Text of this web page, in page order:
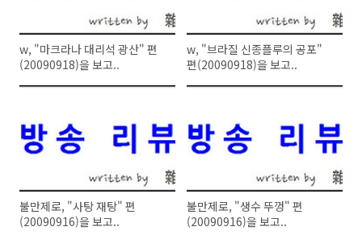
w, "마크라나 대리석 광산" 편
(20090918)을 보고..
w, "브라질 신종플루의 공포"
편(20090918)을 보고..
불만제로, "사탕 재탕" 편
(20090916)을 보고..
불만제로, "생수 뚜껑" 편
(20090916)을 보고..